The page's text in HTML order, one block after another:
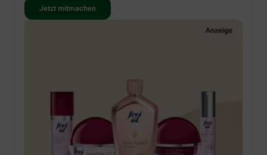
Jetzt mitmachen